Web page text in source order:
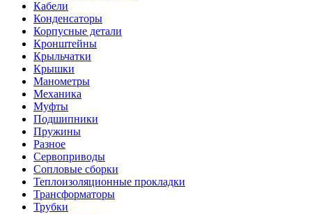
Кабели
Конденсаторы
Корпусные детали
Кронштейны
Крыльчатки
Крышки
Манометры
Механика
Муфты
Подшипники
Пружины
Разное
Сервоприводы
Сопловые сборки
Теплоизоляционные прокладки
Трансформаторы
Трубки